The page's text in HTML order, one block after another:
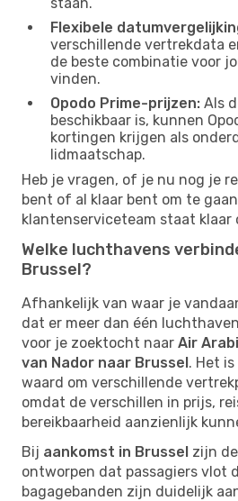
Flexibele
verschillende vertrekdata
de beste combinatie voor
vinden.
Opodo Prime-prijzen: Als
beschikbaar is, kunnen
kortingen krijgen als
lidmaatschap.
Heb je vragen, of je nu nog je
bent of al klaar bent om te
klantenserviceteam staat klaar
Welke luchthavens
Brussel?
Afhankelijk van waar je
dat er meer dan één
voor je zoektocht naar Air
van Nador naar Brussel. Het
waard om verschillende
omdat de verschillen in prijs,
bereikbaarheid aanzienlijk
Bij aankomst in Brussel zijn
ontworpen dat passagiers vlot
bagagebanden zijn duidelijk